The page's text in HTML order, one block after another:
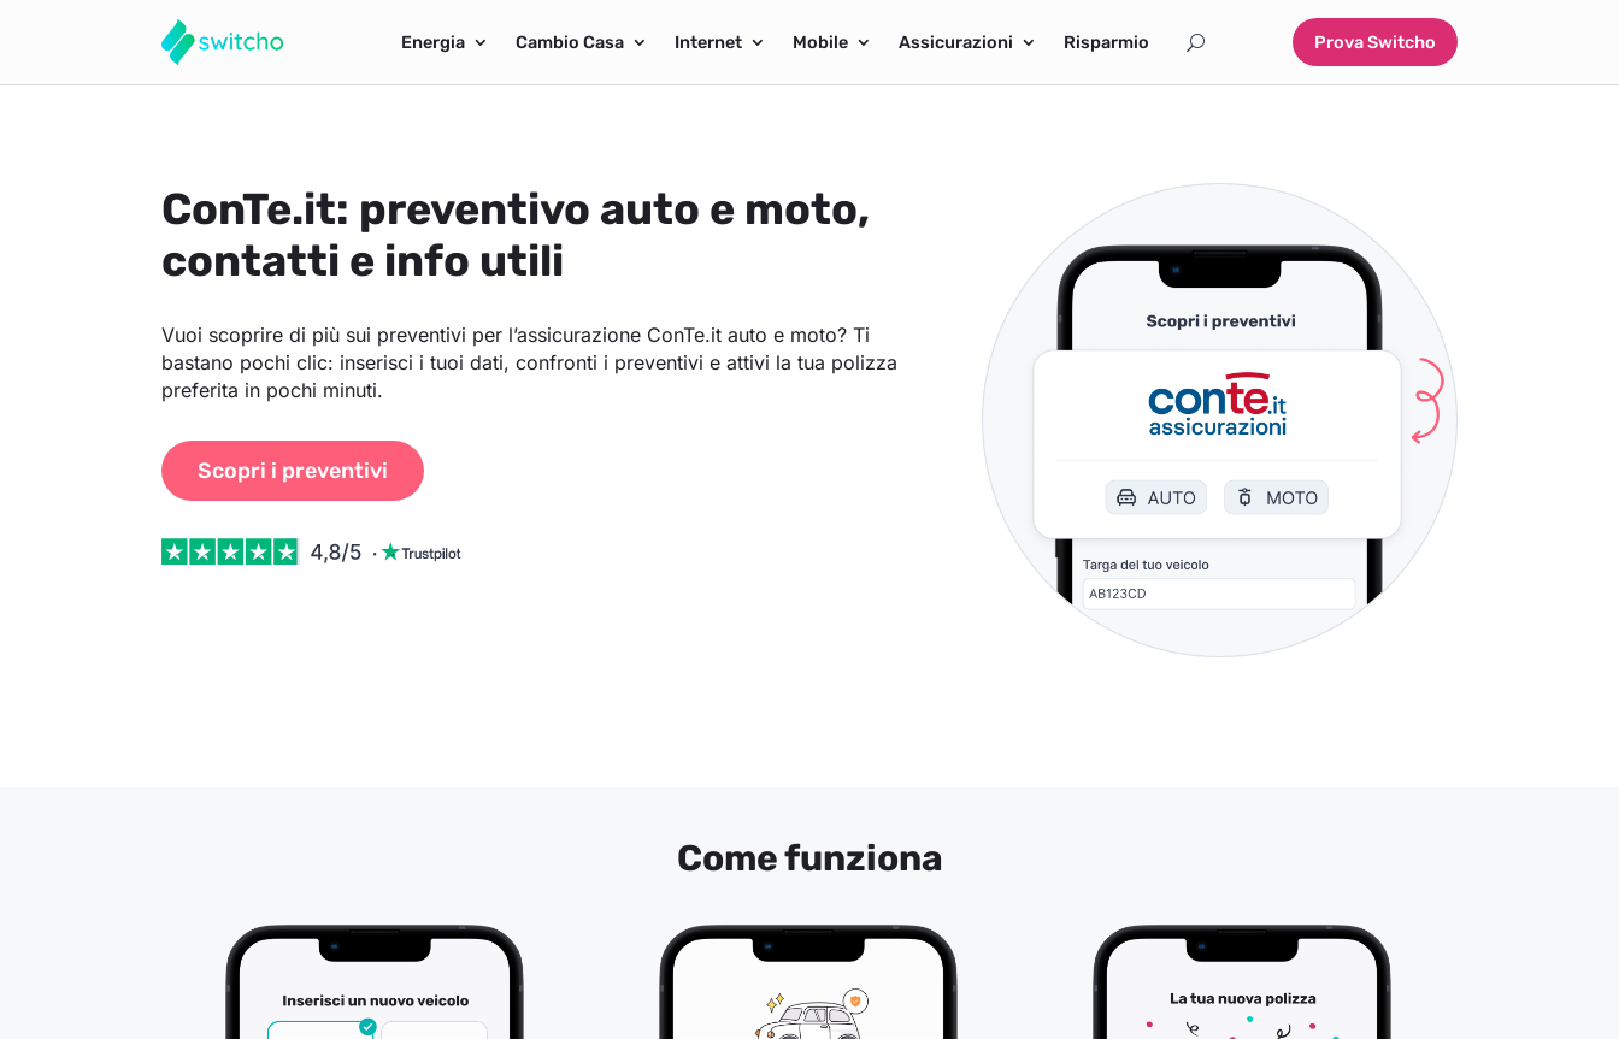
Energia Cambio Casa Internet Mobile Assicurazioni Risparmio Prova Switcho
ConTe.it: preventivo auto e moto,
contatti e info utili
Vuoi scoprire di più sui preventivi per l’assicurazione ConTe.it auto e moto? Ti
bastano pochi clic: inserisci i tuoi dati, confronti i preventivi e attivi la tua polizza
preferita in pochi minuti.
Scopri i preventivi
Come funziona